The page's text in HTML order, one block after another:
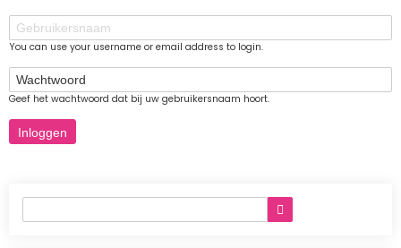
here:
Gebruikersnaam
You can use your username or email address to login.
Wachtwoord
Geef het wachtwoord dat bij uw gebruikersnaam hoort.